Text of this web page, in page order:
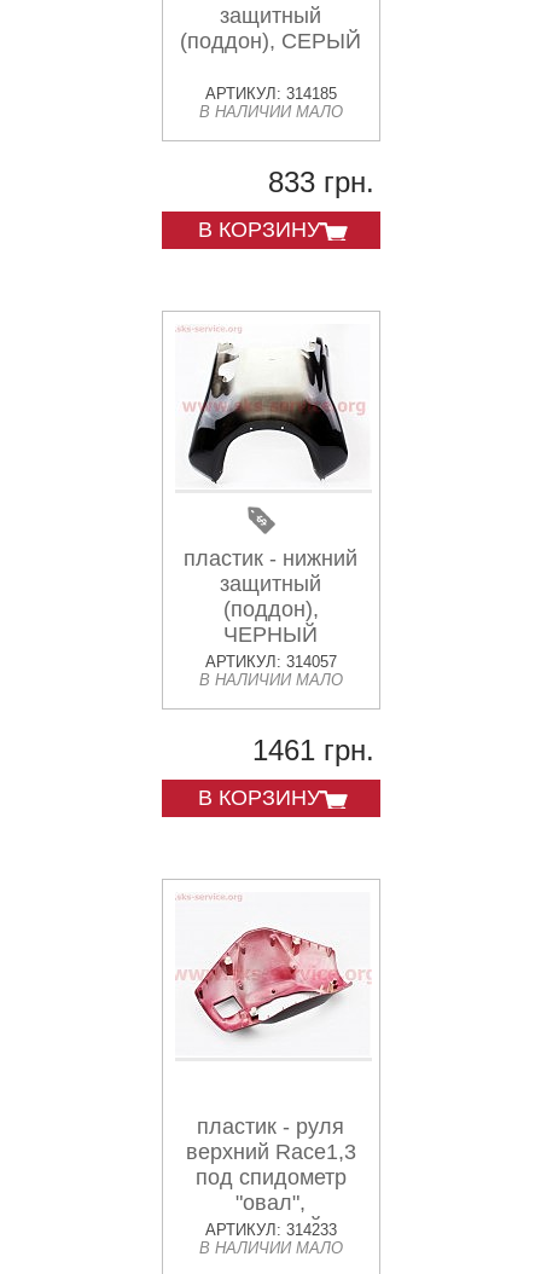
защитный
(поддон), СЕРЫЙ
АРТИКУЛ: 314185
В НАЛИЧИИ МАЛО
833 грн.
В КОРЗИНУ
пластик - нижний
защитный
(поддон),
ЧЕРНЫЙ
АРТИКУЛ: 314057
В НАЛИЧИИ МАЛО
1461 грн.
В КОРЗИНУ
пластик - руля
верхний Race1,3
под спидометр
"овал",
БОРДОВЫЙ +
ВЕТРОВИК
АРТИКУЛ: 314233
В НАЛИЧИИ МАЛО